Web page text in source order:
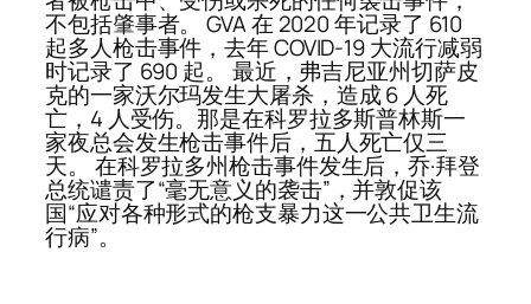
不包括肇事者。 GVA 在 2020 年记录了 610
起多人枪击事件，去年 COVID-19 大流行减弱
时记录了 690 起。 最近，弗吉尼亚州切萨皮
克的一家沃尔玛发生大屠杀，造成 6 人死
亡，4 人受伤。那是在科罗拉多斯普林斯一
家夜总会发生枪击事件后，五人死亡仅三
天。 在科罗拉多州枪击事件发生后，乔·拜登
总统谴责了“毫无意义的袭击”，并敦促该
国“应对各种形式的枪支暴力这一公共卫生流
行病”。